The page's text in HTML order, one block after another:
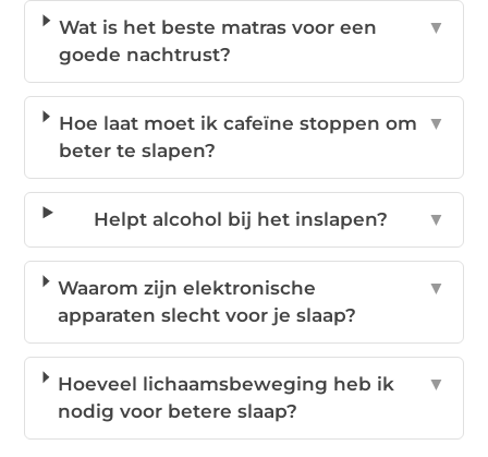
Wat is het beste matras voor een
goede nachtrust?
▼
Hoe laat moet ik cafeïne stoppen om
beter te slapen?
▼
Helpt alcohol bij het inslapen? ▼
Waarom zijn elektronische
apparaten slecht voor je slaap?
▼
Hoeveel lichaamsbeweging heb ik
nodig voor betere slaap?
▼